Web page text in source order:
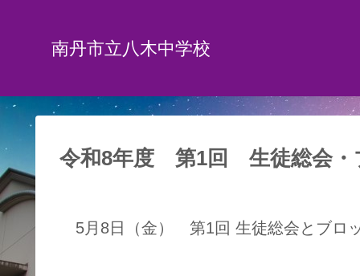
南丹市立八木中学校
令和8年度 第1回 生徒総会・
5月8日（金） 第1回 生徒総会とブロ